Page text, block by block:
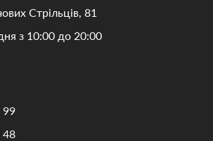
Стрільців, 81
з 10:00 до 20:00
99
48